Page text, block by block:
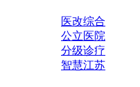
医改综合
公立医院
分级诊疗
智慧江苏